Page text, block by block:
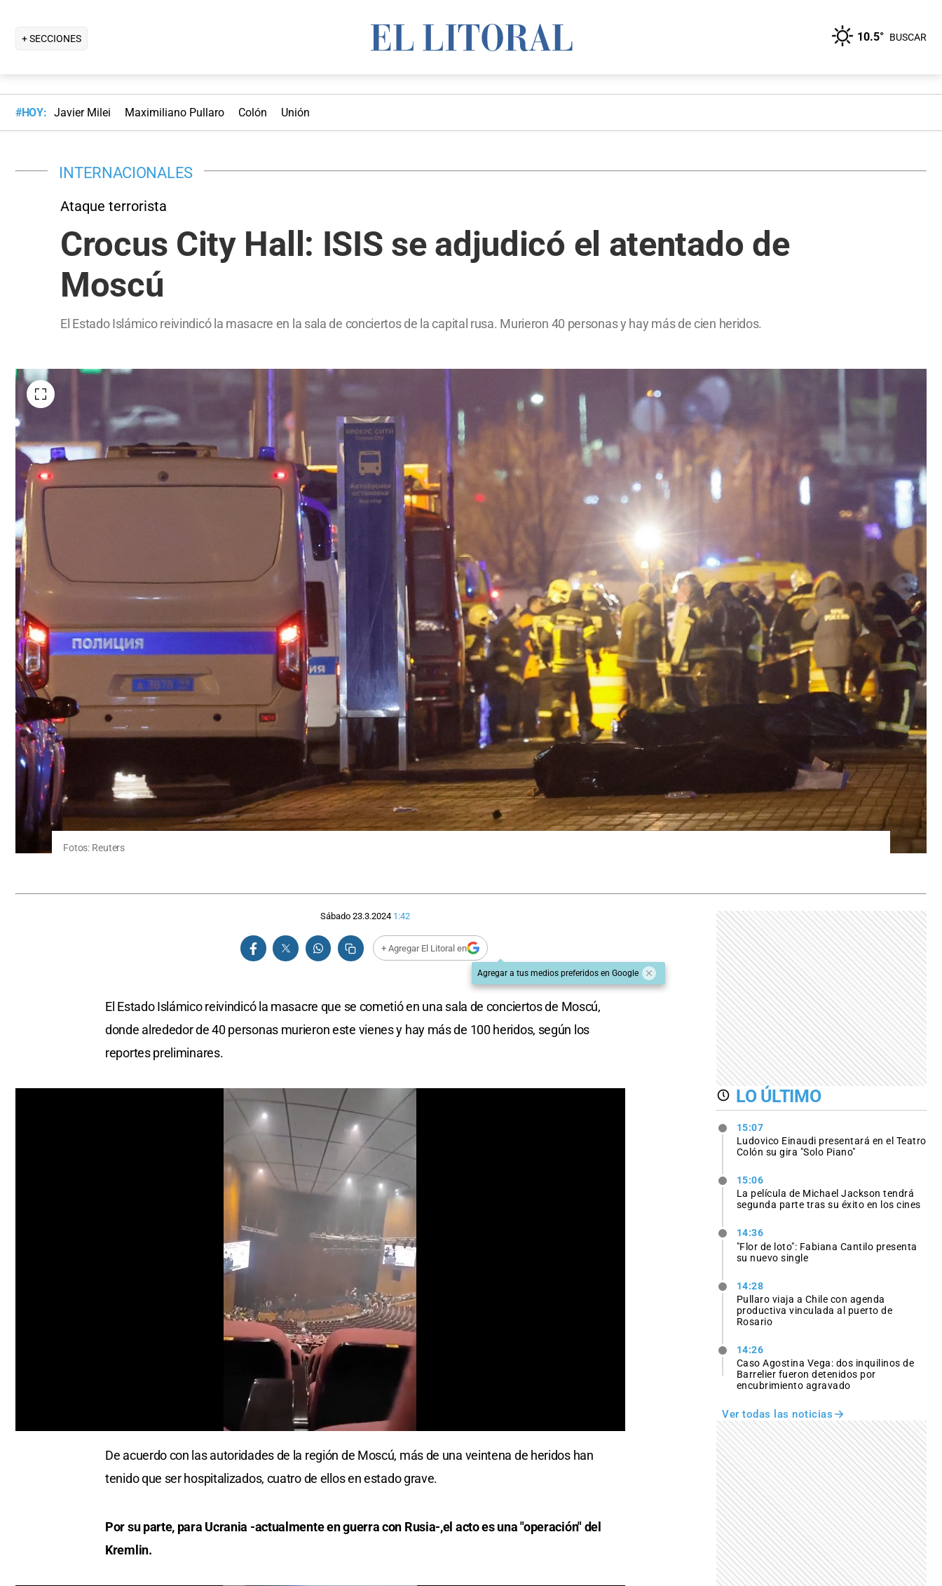
+ SECCIONES 10.5° BUSCAR
#HOY: Javier Milei Maximiliano Pullaro Colón Unión
INTERNACIONALES
Ataque terrorista
Crocus City Hall: ISIS se adjudicó el atentado de
Moscú
El Estado Islámico reivindicó la masacre en la sala de conciertos de la capital rusa. Murieron 40 personas y hay más de cien heridos.
Fotos: Reuters
Sábado 23.3.2024 1:42
+ Agregar El Litoral en
Agregar a tus medios preferidos en Google
El Estado Islámico reivindicó la masacre que se cometió en una sala de conciertos de Moscú,
donde alrededor de 40 personas murieron este vienes y hay más de 100 heridos, según los
reportes preliminares.
De acuerdo con las autoridades de la región de Moscú, más de una veintena de heridos han
tenido que ser hospitalizados, cuatro de ellos en estado grave.
Por su parte, para Ucrania -actualmente en guerra con Rusia-,el acto es una "operación" del
Kremlin.
LO ÚLTIMO
15:07
Ludovico Einaudi presentará en el Teatro
Colón su gira "Solo Piano"
15:06
La película de Michael Jackson tendrá
segunda parte tras su éxito en los cines
14:36
"Flor de loto": Fabiana Cantilo presenta
su nuevo single
14:28
Pullaro viaja a Chile con agenda
productiva vinculada al puerto de
Rosario
14:26
Caso Agostina Vega: dos inquilinos de
Barrelier fueron detenidos por
encubrimiento agravado
Ver todas las noticias